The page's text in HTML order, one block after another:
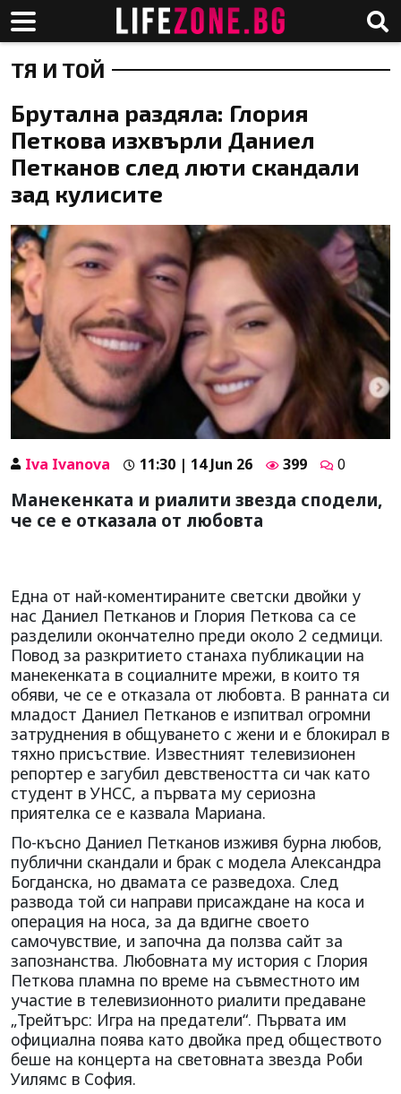
ТЯ И ТОЙ
Брутална раздяла: Глория
Петкова изхвърли Даниел
Петканов след люти скандали
зад кулисите
Iva Ivanova 11:30 | 14 Jun 26 399 0
Манекенката и риалити звезда сподели,
че се е отказала от любовта
Една от най-коментираните светски двойки у
нас Даниел Петканов и Глория Петкова са се
разделили окончателно преди около 2 седмици.
Повод за разкритието станаха публикации на
манекенката в социалните мрежи, в които тя
обяви, че се е отказала от любовта. В ранната си
младост Даниел Петканов е изпитвал огромни
затруднения в общуването с жени и е блокирал в
тяхно присъствие. Известният телевизионен
репортер е загубил девствеността си чак като
студент в УНСС, а първата му сериозна
приятелка се е казвала Мариана.
По-късно Даниел Петканов изживя бурна любов,
публични скандали и брак с модела Александра
Богданска, но двамата се разведоха. След
развода той си направи присаждане на коса и
операция на носа, за да вдигне своето
самочувствие, и започна да ползва сайт за
запознанства. Любовната му история с Глория
Петкова пламна по време на съвместното им
участие в телевизионното риалити предаване
„Трейтърс: Игра на предатели“. Първата им
официална поява като двойка пред обществото
беше на концерта на световната звезда Роби
Уилямс в София.